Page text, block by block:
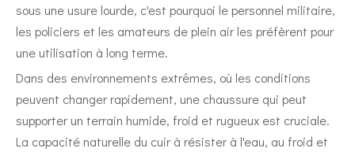
sous une usure lourde, c'est pourquoi le personnel militaire,
les policiers et les amateurs de plein air les préfèrent pour
une utilisation à long terme.
Dans des environnements extrêmes, où les conditions
peuvent changer rapidement, une chaussure qui peut
supporter un terrain humide, froid et rugueux est cruciale.
La capacité naturelle du cuir à résister à l'eau, au froid et